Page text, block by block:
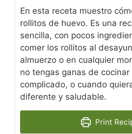
En esta receta muestro
rollitos de huevo. Es una
sencilla, con pocos
comer los rollitos al
almuerzo o en cualquier
no tengas ganas de cocinar
complicado, o cuando
diferente y saludable.
Print